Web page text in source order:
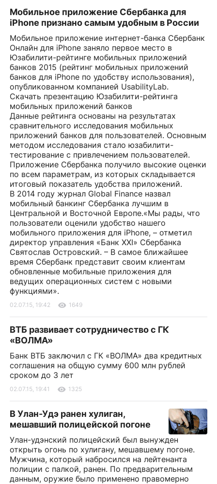
Мобильное приложение Сбербанка для
iPhone признано самым удобным в России
Мобильное приложение интернет-банка Сбербанк
Онлайн для iPhone заняло первое место в
Юзабилити-рейтинге мобильных приложений
банков 2015 (рейтинг мобильных приложений
банков для iPhone по удобству использования),
опубликованном компанией UsabilityLab.
Скачать презентацию Юзабилити-рейтинга
мобильных приложений банков
Данные рейтинга основаны на результатах
сравнительного исследования мобильных
приложений банков для пользователей. Основным
методом исследования стало юзабилити-
тестирование с привлечением пользователей.
Приложение Сбербанка получило высокие оценки
по всем параметрам, из которых складывается
итоговый показатель удобства приложений.
В 2014 году журнал Global Finance назвал
мобильный банкинг Сбербанка лучшим в
Центральной и Восточной Европе.«Мы рады, что
пользователи оценили удобство нашего
мобильного приложения для iPhone, – отметил
директор управления «Банк XXI» Сбербанка
Святослав Островский. – В самое ближайшее
время Сбербанк представит своим клиентам
обновленные мобильные приложения для
ведущих операционных систем с новыми
функциями».
02.07.15, 19:42 1649
ВТБ развивает сотрудничество с ГК
«ВОЛМА»
Банк ВТБ заключил с ГК «ВОЛМА» два кредитных
соглашения на общую сумму 600 млн рублей
сроком до 3 лет
02.07.15, 19:41 1325
В Улан-Удэ ранен хулиган,
мешавший полицейской погоне
Улан-удэнский полицейский был вынужден
открыть огонь по хулигану, мешавшему погоне.
Мужчина, который набросился на лейтенанта
полиции с палкой, ранен. По предварительным
данным, оружие было применено правомерно